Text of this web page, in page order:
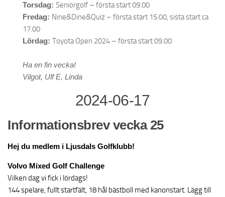
Torsdag: Seniorgolf – första start 09.00
Fredag: Nine&Dine&Quiz – första start 15.00, sista start ca
17.00
Lördag: Toyota Open 2024 – första start 09.00
Ha en fin vecka!
Vilgot, Ulf E, Linda
2024-06-17
Informationsbrev vecka 25
Hej du medlem i Ljusdals Golfklubb!
Volvo Mixed Golf Challenge
Vilken dag vi fick i lördags!
144 spelare, fullt startfält, 18 hål bästboll med kanonstart. Lägg till